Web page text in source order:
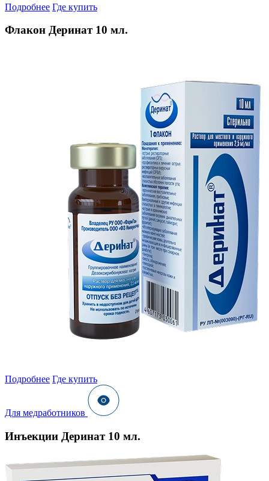
Подробнее Где купить
Флакон Деринат 10 мл.
Подробнее Где купить
Для медработников
Инъекции Деринат 10 мл.